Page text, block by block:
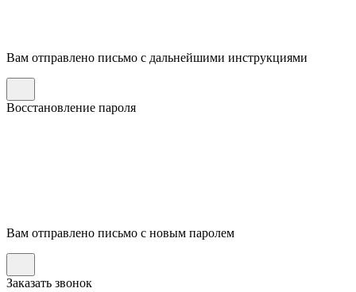
Вам отправлено письмо с дальнейшими инструкциями
Восстановление пароля
Вам отправлено письмо с новым паролем
Заказать звонок